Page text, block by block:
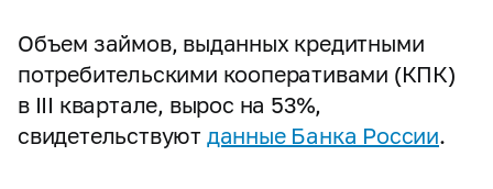
Объем займов, выданных кредитными
потребительскими кооперативами (КПК)
в III квартале, вырос на 53%,
свидетельствуют данные Банка России.